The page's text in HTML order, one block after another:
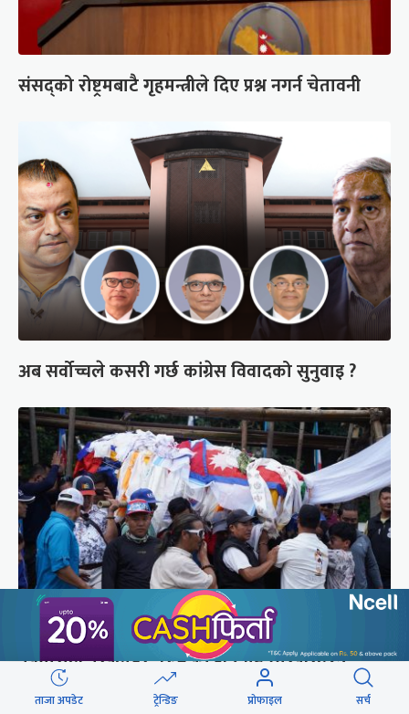
संसद्को रोष्ट्रमबाटै गृहमन्त्रीले दिए प्रश्न नगर्न चेतावनी
अब सर्वोच्चले कसरी गर्छ कांग्रेस विवादको सुनुवाइ ?
पर्वतारोही पुरबहादुर गुरुङको अन्त्येष्टि (तस्वीरहरू)
ताजा अपडेट ट्रेन्डिङ प्रोफाइल सर्च